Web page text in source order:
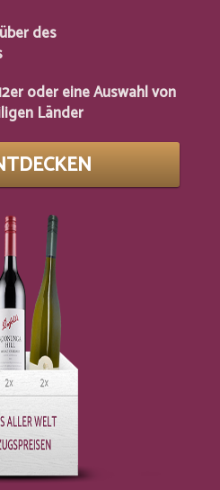
des
oder eine Auswahl von
Länder